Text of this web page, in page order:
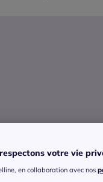
votre vie
en collaboration avec nos